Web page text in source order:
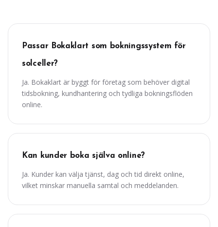
Passar Bokaklart som bokningssystem för
solceller?
Ja. Bokaklart är byggt för företag som behöver digital
tidsbokning, kundhantering och tydliga bokningsflöden
online.
Kan kunder boka själva online?
Ja. Kunder kan välja tjänst, dag och tid direkt online,
vilket minskar manuella samtal och meddelanden.